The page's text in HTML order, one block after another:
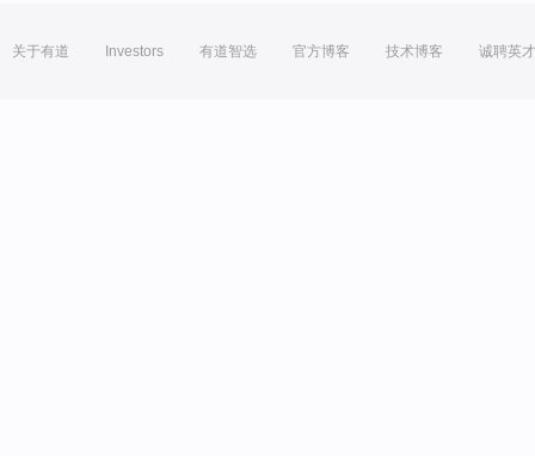
关于有道 Investors 有道智选 官方博客 技术博客 诚聘英才